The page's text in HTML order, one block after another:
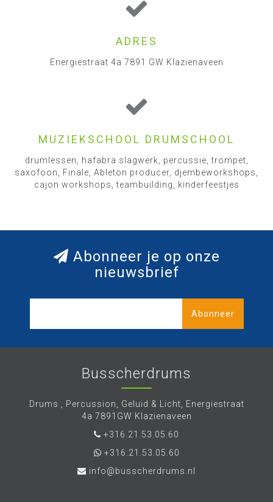
ADRES
Energiestraat 4a 7891 GW Klazienaveen
MUZIEKSCHOOL DRUMSCHOOL
drumlessen, hafabra slagwerk, percussie, trompet,
saxofoon, Finale, Ableton producer, djembeworkshops,
cajon workshops, teambuilding, kinderfeestjes
Abonneer je op onze
nieuwsbrief
Abonneer
Busscherdrums
Drums , Percussion, Geluid & Licht, Energiestraat
4a 7891GW Klazienaveen
+316.21.53.05.60
+316.21.53.05.60
info@busscherdrums.nl